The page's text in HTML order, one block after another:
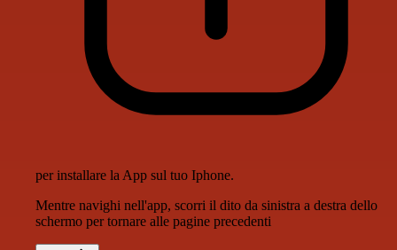
per installare la App sul tuo Iphone.
Mentre navighi nell'app, scorri il dito da sinistra a destra dello
schermo per tornare alle pagine precedenti